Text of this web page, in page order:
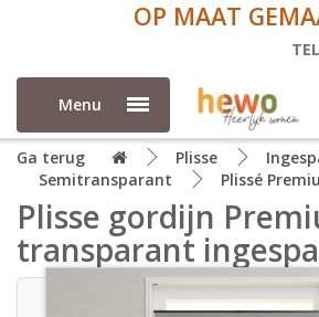
OP MAAT
Menu
Ga terug Plisse
Semitransparant
Plissé
Plisse gordijn
transparant